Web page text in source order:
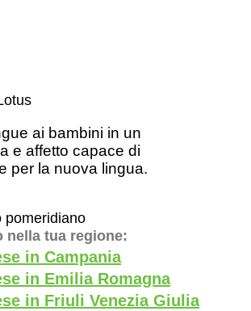
ai bambini in un
e affetto capace di
per la nuova lingua.
pomeridiano
nella tua regione:
in Campania
in Emilia Romagna
in Friuli Venezia Giulia